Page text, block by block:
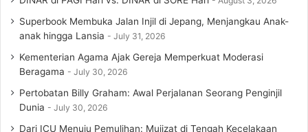
Superbook Membuka Jalan Injil di Jepang, Menjangkau Anak-
anak hingga Lansia
July 31, 2026
Kementerian Agama Ajak Gereja Memperkuat Moderasi
Beragama
July 30, 2026
Pertobatan Billy Graham: Awal Perjalanan Seorang Penginjil
Dunia
July 30, 2026
Dari ICU Menuju Pemulihan: Mujizat di Tengah Kecelakaan